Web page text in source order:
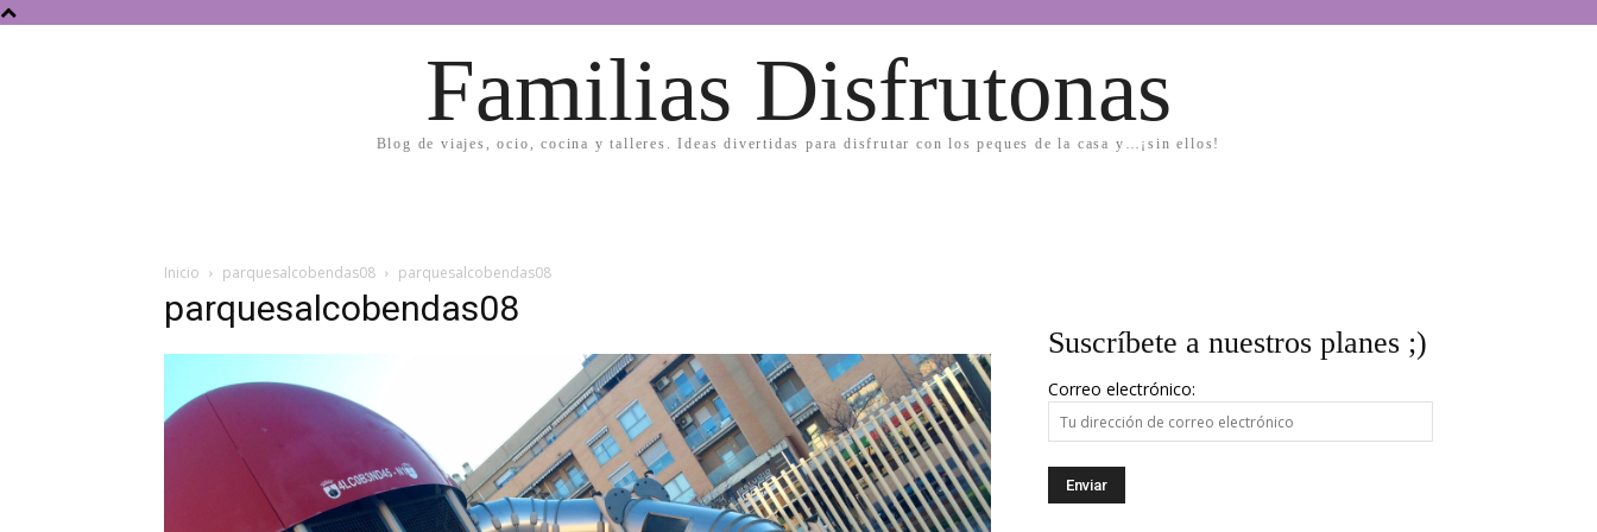
Familias Disfrutonas
Blog de viajes, ocio, cocina y talleres. Ideas divertidas para disfrutar con los peques de la casa y…¡sin ellos!
Inicio parquesalcobendas08 parquesalcobendas08
parquesalcobendas08
Suscríbete a nuestros planes ;)
Correo electrónico: